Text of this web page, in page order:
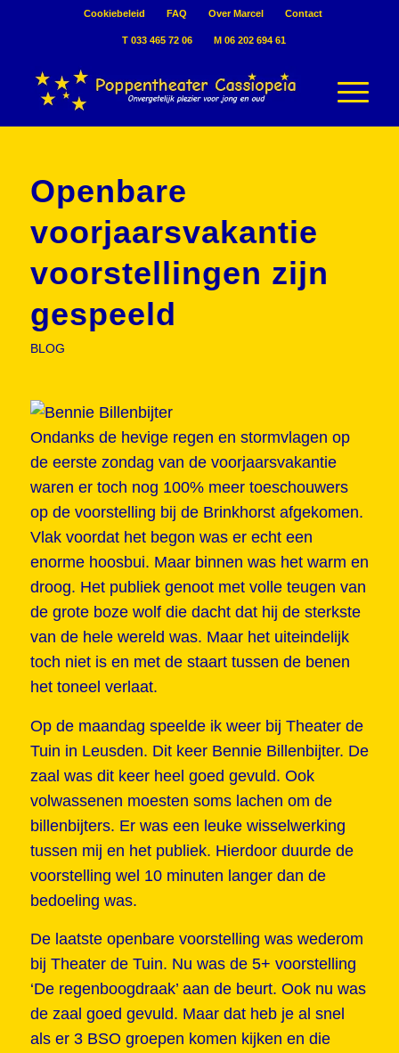
Cookiebeleid FAQ Over Marcel Contact
T 033 465 72 06 M 06 202 694 61
Openbare
voorjaarsvakantie
voorstellingen zijn
gespeeld
BLOG
Ondanks de hevige regen en stormvlagen op
de eerste zondag van de voorjaarsvakantie
waren er toch nog 100% meer toeschouwers
op de voorstelling bij de Brinkhorst afgekomen.
Vlak voordat het begon was er echt een
enorme hoosbui. Maar binnen was het warm en
droog. Het publiek genoot met volle teugen van
de grote boze wolf die dacht dat hij de sterkste
van de hele wereld was. Maar het uiteindelijk
toch niet is en met de staart tussen de benen
het toneel verlaat.
Op de maandag speelde ik weer bij Theater de
Tuin in Leusden. Dit keer Bennie Billenbijter. De
zaal was dit keer heel goed gevuld. Ook
volwassenen moesten soms lachen om de
billenbijters. Er was een leuke wisselwerking
tussen mij en het publiek. Hierdoor duurde de
voorstelling wel 10 minuten langer dan de
bedoeling was.
De laatste openbare voorstelling was wederom
bij Theater de Tuin. Nu was de 5+ voorstelling
‘De regenboogdraak’ aan de beurt. Ook nu was
de zaal goed gevuld. Maar dat heb je al snel
als er 3 BSO groepen komen kijken en die